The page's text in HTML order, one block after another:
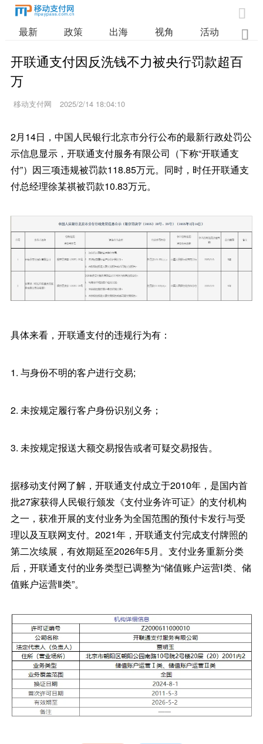

最新 政策 出海 视角 活动 业

开联通支付因反洗钱不力被央行罚款超百
万
移动支付网 2025/2/14 18:04:10
2月14日，中国人民银行北京市分行公布的最新行政处罚公
示信息显示，开联通支付服务有限公司（下称“开联通支
付”）因三项违规被罚款118.85万元。同时，时任开联通支
付总经理徐某祺被罚款10.83万元。
具体来看，开联通支付的违规行为有：
1. 与身份不明的客户进行交易;
2. 未按规定履行客户身份识别义务；
3. 未按规定报送大额交易报告或者可疑交易报告。
据移动支付网了解，开联通支付成立于2010年，是国内首
批27家获得人民银行颁发《支付业务许可证》的支付机构
之一，获准开展的支付业务为全国范围的预付卡发行与受
理以及互联网支付。2021年，开联通支付完成支付牌照的
第二次续展，有效期延至2026年5月。支付业务重新分类
后，开联通支付的业务类型已调整为“储值账户运营Ⅰ类、储
值账户运营Ⅱ类”。